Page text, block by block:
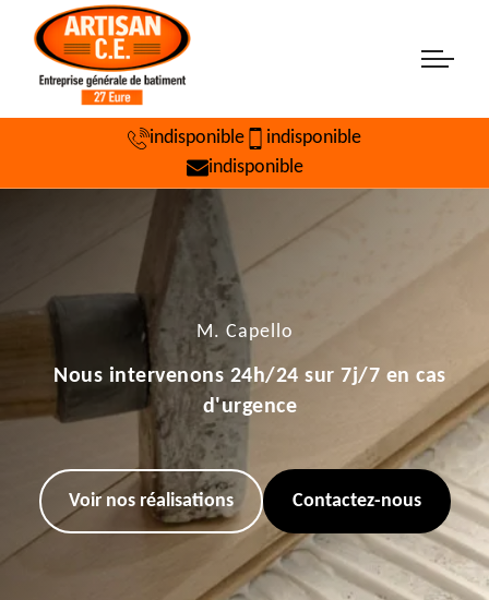
indisponible
indisponible
indisponible
M. Capello
Nous intervenons 24h/24 sur 7j/7 en cas
d'urgence
Voir nos réalisations Contactez-nous